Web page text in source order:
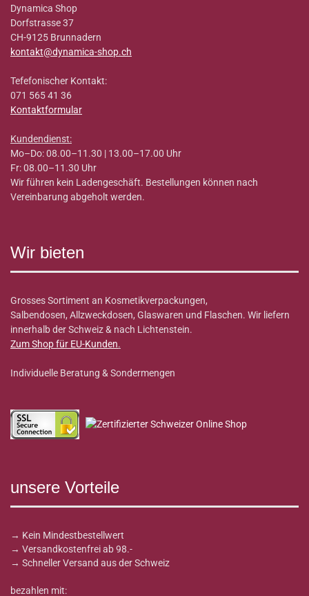
Dynamica Shop
Dorfstrasse 37
CH-9125 Brunnadern
kontakt@dynamica-shop.ch
Tefefonischer Kontakt:
071 565 41 36
Kontaktformular
Kundendienst:
Mo–Do: 08.00–11.30 | 13.00–17.00 Uhr
Fr: 08.00–11.30 Uhr
Wir führen kein Ladengeschäft. Bestellungen können nach
Vereinbarung abgeholt werden.
Wir bieten
Grosses Sortiment an Kosmetikverpackungen,
Salbendosen, Allzweckdosen, Glaswaren und Flaschen. Wir liefern
innerhalb der Schweiz & nach Lichtenstein.
Zum Shop für EU-Kunden.
Individuelle Beratung & Sondermengen
unsere Vorteile
→ Kein Mindestbestellwert
→ Versandkostenfrei ab 98.-
→ Schneller Versand aus der Schweiz
bezahlen mit: